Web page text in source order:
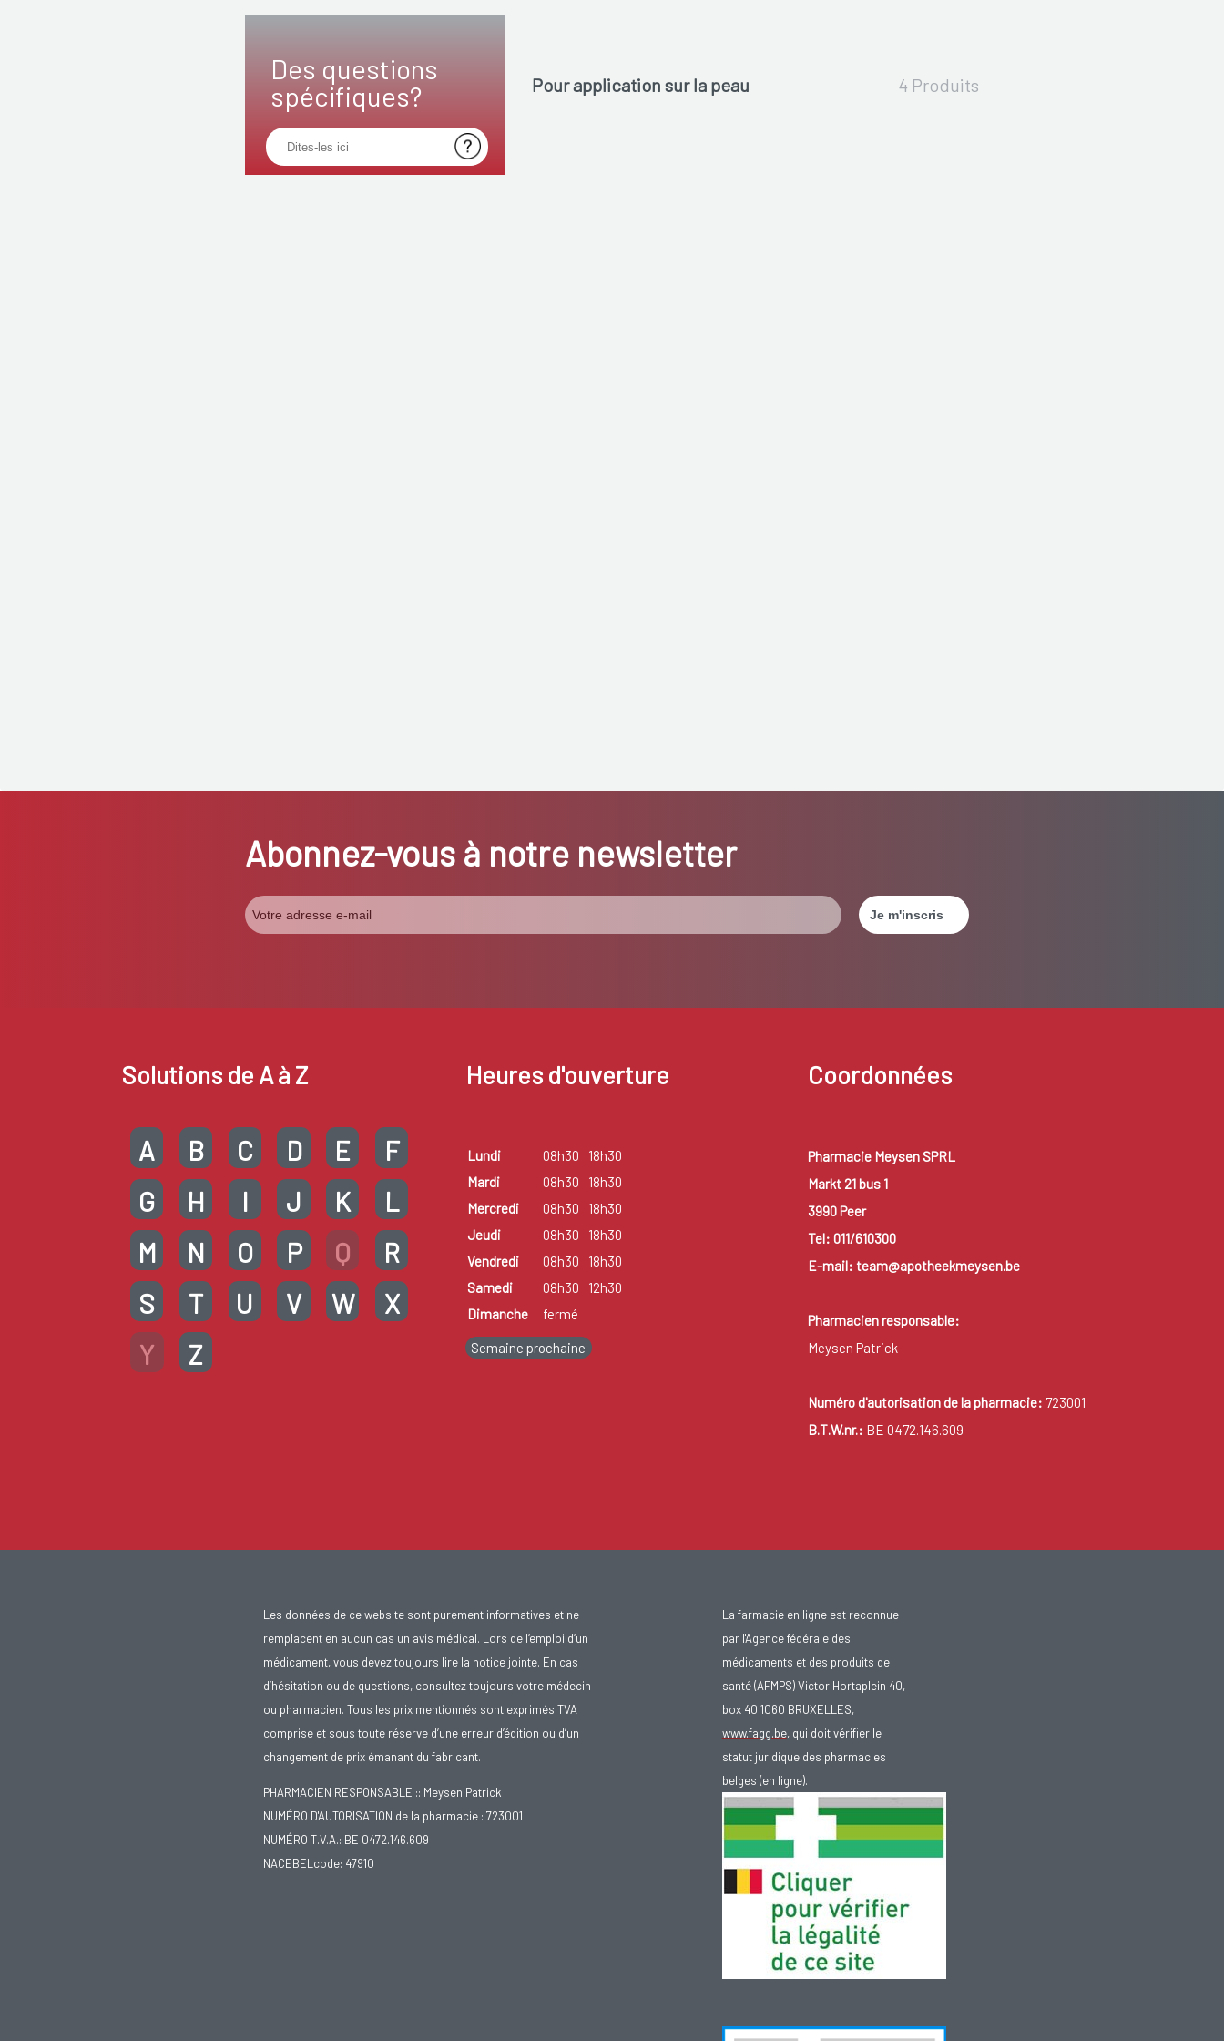
Des questions
spécifiques?
Pour application sur la peau 4 Produits
Abonnez-vous à notre newsletter
Solutions de A à Z
A B C D E
F
G
H I J K
L
M
N O P Q
R
S
T U V W
X
Y
Z
Heures d'ouverture
Lundi 08h30
18h30
Mardi
08h30
18h30
Mercredi
08h30
18h30
Jeudi
08h30
18h30
Vendredi
08h30
18h30
Samedi
08h30
12h30
Dimanche
fermé
Semaine prochaine
Coordonnées
Pharmacie Meysen SPRL
Markt 21 bus 1
3990 Peer
Tel: 011/610300
E-mail: team@apotheekmeysen.be
Pharmacien responsable:
Meysen Patrick
Numéro d'autorisation de la pharmacie: 723001
B.T.W.nr.: BE 0472.146.609
Les données de ce website sont purement informatives et ne
remplacent en aucun cas un avis médical. Lors de l’emploi d’un
médicament, vous devez toujours lire la notice jointe. En cas
d’hésitation ou de questions, consultez toujours votre médecin
ou pharmacien. Tous les prix mentionnés sont exprimés TVA
comprise et sous toute réserve d’une erreur d’édition ou d’un
changement de prix émanant du fabricant.
PHARMACIEN RESPONSABLE :: Meysen Patrick
NUMÉRO D'AUTORISATION de la pharmacie : 723001
NUMÉRO T.V.A.: BE 0472.146.609
NACEBELcode: 47910
La farmacie en ligne est reconnue
par l'Agence fédérale des
médicaments et des produits de
santé (AFMPS) Victor Hortaplein 40,
box 40 1060 BRUXELLES,
www.fagg.be, qui doit vérifier le
statut juridique des pharmacies
belges (en ligne).